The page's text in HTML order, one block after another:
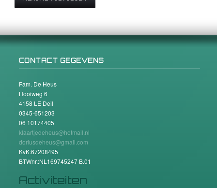
CONTACT GEGEVENS
Fam. De Heus
Hooiweg 6
4158 LE Deil
0345-651203
06 10174405
klaartjedeheus@hotmail.nl
doriusdeheus@gmail.com
KvK:67208495
BTWnr.:NL169745247 B.01
Activiteiten